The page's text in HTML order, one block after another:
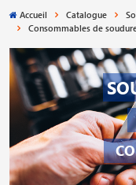
Accueil Catalogue
Consommables de